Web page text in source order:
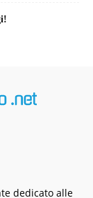
dedicato alle